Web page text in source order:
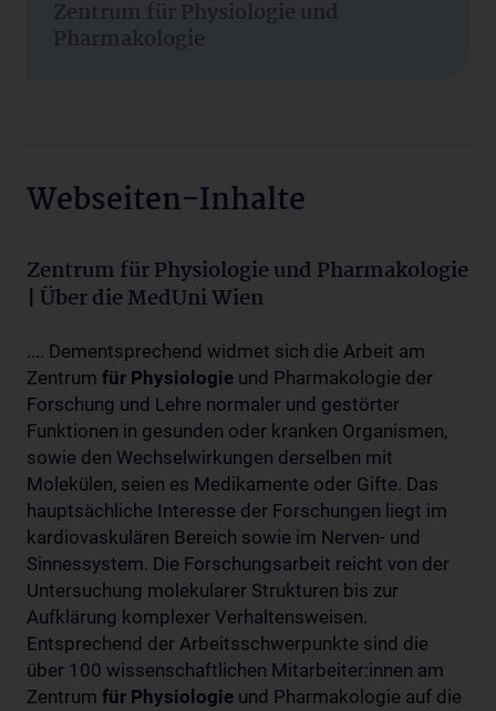
Zentrum für Physiologie und
Pharmakologie
Webseiten-Inhalte
Zentrum für Physiologie und Pharmakologie
| Über die MedUni Wien
.... Dementsprechend widmet sich die Arbeit am
Zentrum für Physiologie und Pharmakologie der
Forschung und Lehre normaler und gestörter
Funktionen in gesunden oder kranken Organismen,
sowie den Wechselwirkungen derselben mit
Molekülen, seien es Medikamente oder Gifte. Das
hauptsächliche Interesse der Forschungen liegt im
kardiovaskulären Bereich sowie im Nerven- und
Sinnessystem. Die Forschungsarbeit reicht von der
Untersuchung molekularer Strukturen bis zur
Aufklärung komplexer Verhaltensweisen.
Entsprechend der Arbeitsschwerpunkte sind die
über 100 wissenschaftlichen Mitarbeiter:innen am
Zentrum für Physiologie und Pharmakologie auf die